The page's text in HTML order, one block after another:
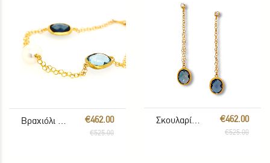
€462.00
€525.00
Σκουλαρίκια με London Blue Topaz €462.00
€525.00